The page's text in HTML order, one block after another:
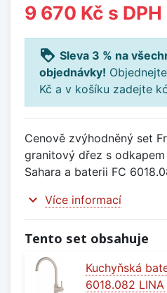
9 670 Kč s DPH
loyalty Sleva 3 % na
objednávky!
Kč a v košíku zadejte
Cenově zvýhodněný set
granitový dřez s odkapem
Sahara a baterii FC
expand_more Více informací
Tento set obsahuje
Kuchyňská
6018.082 LINA